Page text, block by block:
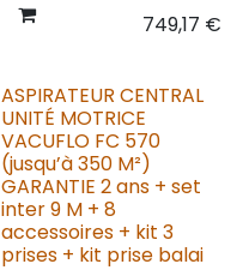
749,17 €
ASPIRATEUR CENTRAL
UNITÉ MOTRICE
VACUFLO FC 570
(jusqu’à 350 M²)
GARANTIE 2 ans + set
inter 9 M + 8
accessoires + kit 3
prises + kit prise balai